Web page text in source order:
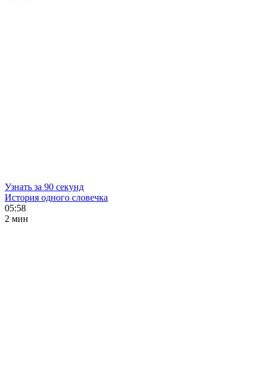
Узнать за 90 секунд
История одного словечка
05:58
2 мин